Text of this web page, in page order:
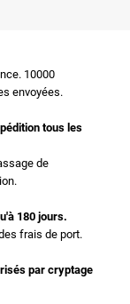
10000
envoyées.
tous les
de
180 jours.
frais de port.
par cryptage